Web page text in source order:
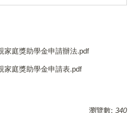
家庭獎助學金申請辦法.pdf
家庭獎助學金申請表.pdf
瀏覽數: 340